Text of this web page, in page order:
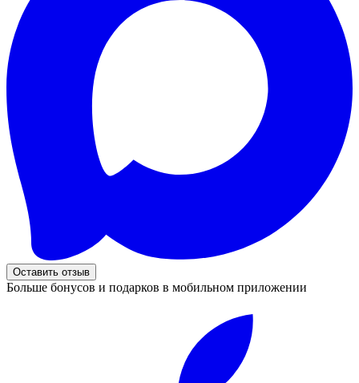
Оставить отзыв
Больше бонусов и подарков в мобильном приложении